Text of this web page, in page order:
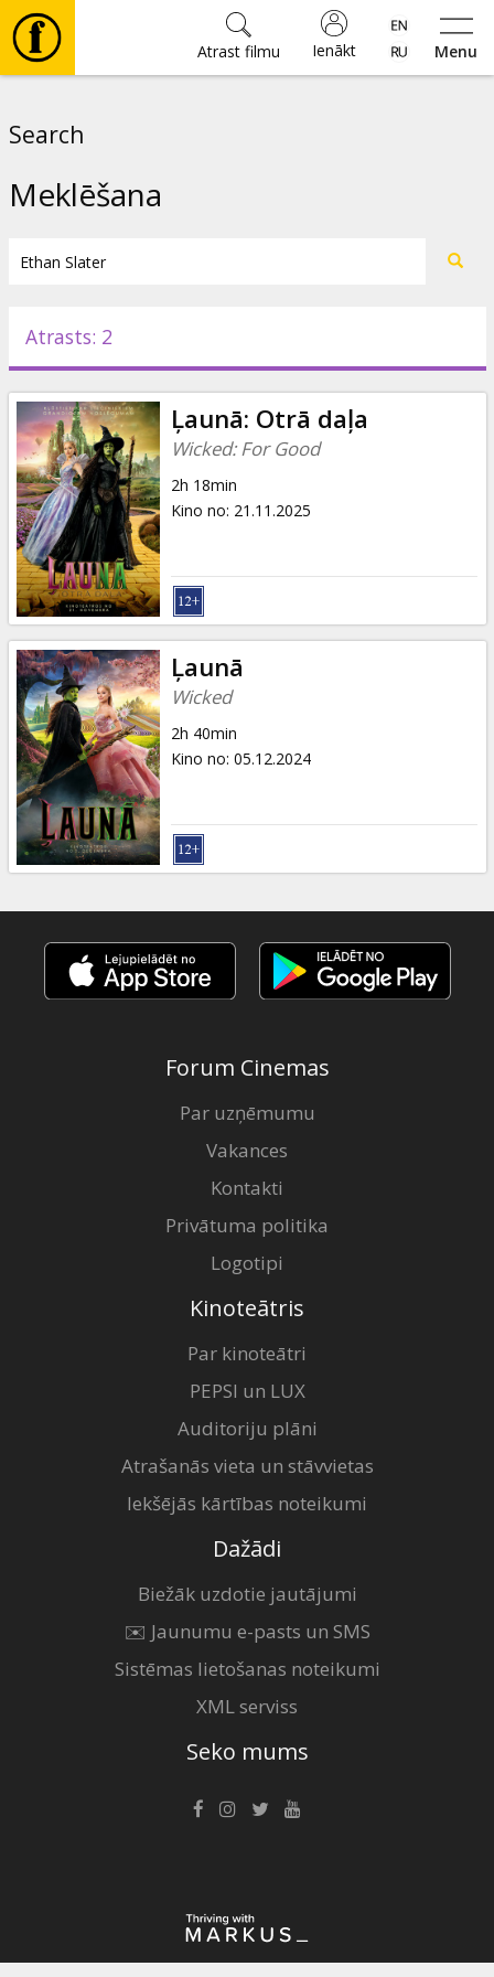
Menu
Ienākt
Atrast filmu
Pasākumi
Ziņas
Dāvanu
kartes
Uzkodas
B2B
Kino
Klubs
Search
Meklēšana
Atrasts: 2
Ļaunā: Otrā daļa
Wicked: For Good
2h 18min
Kino no: 21.11.2025
Ļaunā
Wicked
2h 40min
Kino no: 05.12.2024
Forum Cinemas
Par uzņēmumu
Vakances
Kontakti
Privātuma politika
Logotipi
Kinoteātris
Par kinoteātri
PEPSI un LUX
Auditoriju plāni
Atrašanās vieta un stāvvietas
Iekšējās kārtības noteikumi
Dažādi
Biežāk uzdotie jautājumi
✉️ Jaunumu e-pasts un SMS
Sistēmas lietošanas noteikumi
XML serviss
Seko mums